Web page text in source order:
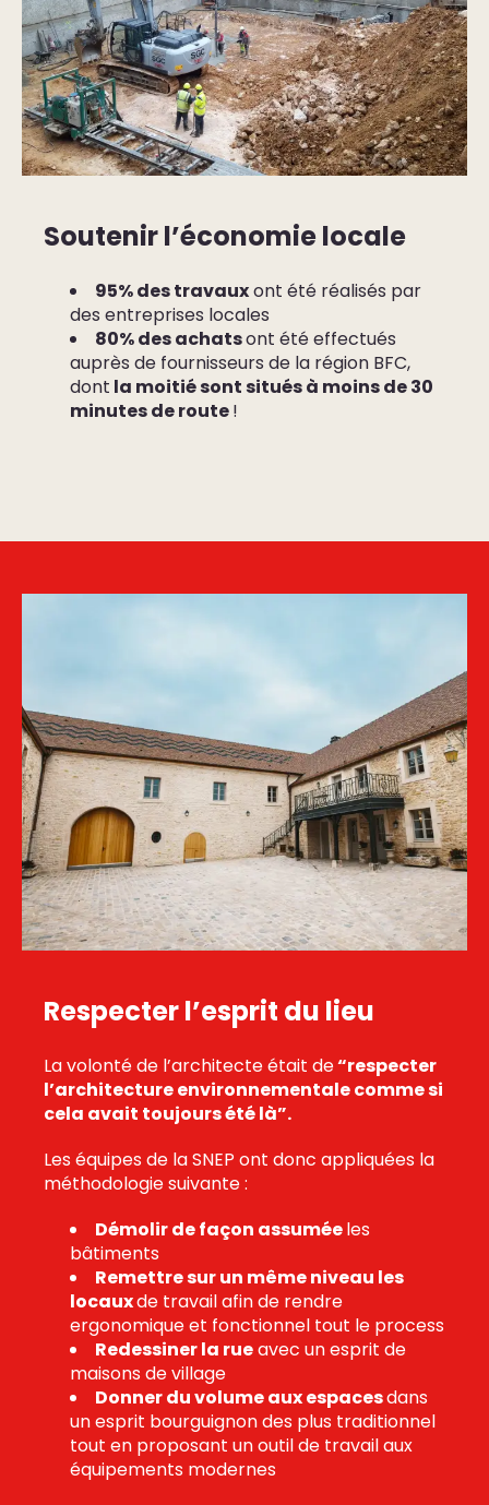
Soutenir l’économie locale
95% des travauxont été réalisés par
des entreprises locales
80% des achatsont été effectués
auprès de fournisseurs de la région BFC,
dont la moitié sont situés à moins de 30
minutes de route!
Respecter l’esprit du lieu
La volonté de l’architecte était de“respecter
l’architecture environnementale comme si
cela avait toujours été là”.
Les équipes de la SNEP ont donc appliquées la
méthodologie suivante :
Démolir de façon assuméeles
bâtiments
Remettre sur un même niveau les
locauxde travail afin de rendre
ergonomique et fonctionnel tout le process
Redessiner la rueavec un esprit de
maisons de village
Donner du volume aux espacesdans
un esprit bourguignon des plus traditionnel
tout en proposant un outil de travail aux
équipements modernes